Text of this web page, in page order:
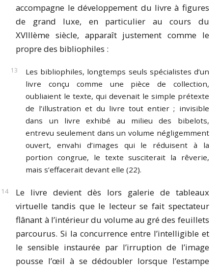
accompagne le développement du livre à figures
de grand luxe, en particulier au cours du
XVIIIème siècle, apparaît justement comme le
propre des bibliophiles :
Les bibliophiles, longtemps seuls spécialistes d’un
livre conçu comme une pièce de collection,
oubliaient le texte, qui devenait le simple prétexte
de l’illustration et du livre tout entier ; invisible
dans un livre exhibé au milieu des bibelots,
entrevu seulement dans un volume négligemment
ouvert, envahi d’images qui le réduisent à la
portion congrue, le texte susciterait la rêverie,
mais s’effacerait devant elle (22).
Le livre devient dès lors galerie de tableaux
virtuelle tandis que le lecteur se fait spectateur
flânant à l’intérieur du volume au gré des feuillets
parcourus. Si la concurrence entre l’intelligible et
le sensible instaurée par l’irruption de l’image
pousse l’œil à se dédoubler lorsque l’estampe